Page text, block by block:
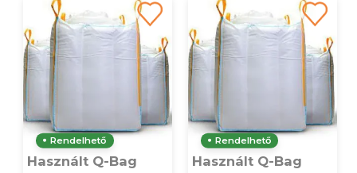
Rendelhető
Használt Q-Bag
Rendelhető
Használt Q-Bag